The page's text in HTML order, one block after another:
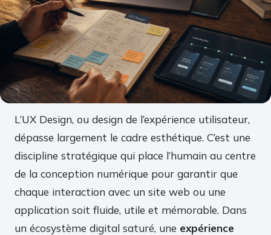
L’UX Design, ou design de l’expérience utilisateur,
dépasse largement le cadre esthétique. C’est une
discipline stratégique qui place l’humain au centre
de la conception numérique pour garantir que
chaque interaction avec un site web ou une
application soit fluide, utile et mémorable. Dans
un écosystème digital saturé, une expérience